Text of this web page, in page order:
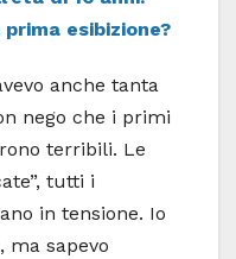
esibizione?
anche tanta
nego che i primi
terribili. Le
tutti i
in tensione. Io
ma sapevo